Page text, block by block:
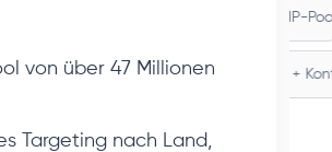
von über 47 Millionen
Targeting nach Land,
47 Mio.+ IP-Pool
Stadt-/ISP-Targeting TTL